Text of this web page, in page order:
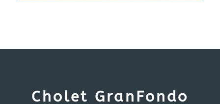
Cholet GranFondo